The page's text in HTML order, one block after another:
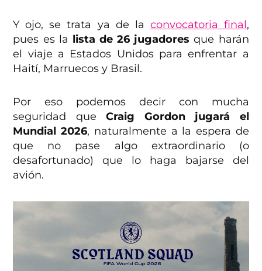
Y ojo, se trata ya de la convocatoria final,
pues es la lista de 26 jugadoresque harán
el viaje a Estados Unidos para enfrentar a
Haití, Marruecos y Brasil.
Por eso podemos decir con mucha
seguridad queCraig Gordon jugará el
Mundial 2026, naturalmente a la espera de
que no pase algo extraordinario (o
desafortunado) que lo haga bajarse del
avión.